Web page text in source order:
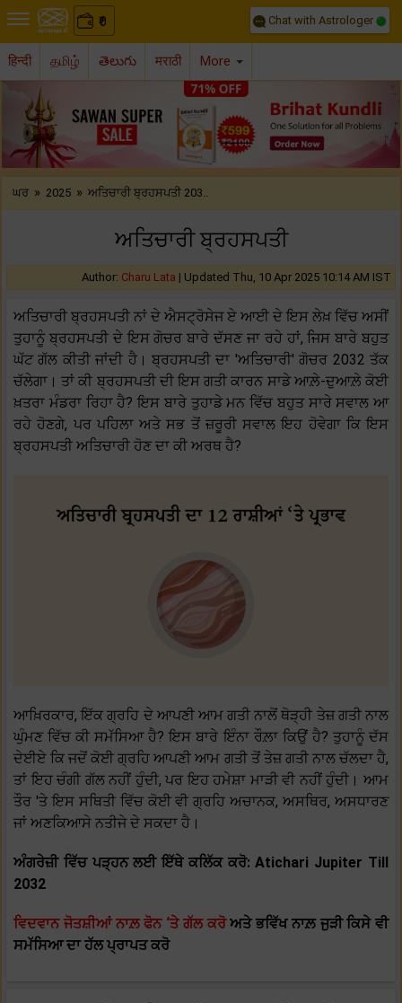
₹
0 Chat with Astrologer
हिन्दी தமிழ் తెలుగు मराठी More
Previous
ਘਰ » 2025 » ਅਤਿਚਾਰੀ ਬ੍ਰਹਸਪਤੀ 203..
ਅਤਿਚਾਰੀ ਬ੍ਰਹਸਪਤੀ
Author: Charu Lata | Updated Thu, 10 Apr 2025 10:14 AM IST
ਅਤਿਚਾਰੀ ਬ੍ਰਹਸਪਤੀ ਨਾਂ ਦੇ ਐਸਟ੍ਰੋਸੇਜ ਏ ਆਈ ਦੇ ਇਸ ਲੇਖ਼ ਵਿੱਚ ਅਸੀਂ
ਤੁਹਾਨੂੰ ਬ੍ਰਹਸਪਤੀ ਦੇ ਇਸ ਗੋਚਰ ਬਾਰੇ ਦੱਸਣ ਜਾ ਰਹੇ ਹਾਂ, ਜਿਸ ਬਾਰੇ ਬਹੁਤ
ਘੱਟ ਗੱਲ ਕੀਤੀ ਜਾਂਦੀ ਹੈ। ਬ੍ਰਹਸਪਤੀ ਦਾ 'ਅਤਿਚਾਰੀ' ਗੋਚਰ 2032 ਤੱਕ
ਚੱਲੇਗਾ। ਤਾਂ ਕੀ ਬ੍ਰਹਸਪਤੀ ਦੀ ਇਸ ਗਤੀ ਕਾਰਨ ਸਾਡੇ ਆਲ਼ੇ-ਦੁਆਲ਼ੇ ਕੋਈ
ਖ਼ਤਰਾ ਮੰਡਰਾ ਰਿਹਾ ਹੈ? ਇਸ ਬਾਰੇ ਤੁਹਾਡੇ ਮਨ ਵਿੱਚ ਬਹੁਤ ਸਾਰੇ ਸਵਾਲ ਆ
ਰਹੇ ਹੋਣਗੇ, ਪਰ ਪਹਿਲਾ ਅਤੇ ਸਭ ਤੋਂ ਜ਼ਰੂਰੀ ਸਵਾਲ ਇਹ ਹੋਵੇਗਾ ਕਿ ਇਸ
ਬ੍ਰਹਸਪਤੀ ਅਤਿਚਾਰੀ ਹੋਣ ਦਾ ਕੀ ਅਰਥ ਹੈ?
ਆਖ਼ਿਰਕਾਰ, ਇੱਕ ਗ੍ਰਹਿ ਦੇ ਆਪਣੀ ਆਮ ਗਤੀ ਨਾਲੋਂ ਥੋੜ੍ਹੀ ਤੇਜ਼ ਗਤੀ ਨਾਲ
ਘੁੰਮਣ ਵਿੱਚ ਕੀ ਸਮੱਸਿਆ ਹੈ? ਇਸ ਬਾਰੇ ਇੰਨਾ ਰੌਲ਼ਾ ਕਿਉਂ ਹੈ? ਤੁਹਾਨੂੰ ਦੱਸ
ਦੇਈਏ ਕਿ ਜਦੋਂ ਕੋਈ ਗ੍ਰਹਿ ਆਪਣੀ ਆਮ ਗਤੀ ਤੋਂ ਤੇਜ਼ ਗਤੀ ਨਾਲ ਚੱਲਦਾ ਹੈ,
ਤਾਂ ਇਹ ਚੰਗੀ ਗੱਲ ਨਹੀਂ ਹੁੰਦੀ, ਪਰ ਇਹ ਹਮੇਸ਼ਾ ਮਾੜੀ ਵੀ ਨਹੀਂ ਹੁੰਦੀ। ਆਮ
ਤੌਰ 'ਤੇ ਇਸ ਸਥਿਤੀ ਵਿੱਚ ਕੋਈ ਵੀ ਗ੍ਰਹਿ ਅਚਾਨਕ, ਅਸਥਿਰ, ਅਸਧਾਰਣ
ਜਾਂ ਅਣਕਿਆਸੇ ਨਤੀਜੇ ਦੇ ਸਕਦਾ ਹੈ।
ਅੰਗਰੇਜ਼ੀ ਵਿੱਚ ਪੜ੍ਹਨ ਲਈ ਇੱਥੇ ਕਲਿੱਕ ਕਰੋ: Atichari Jupiter Till
2032
ਵਿਦਵਾਨ ਜੋਤਸ਼ੀਆਂ ਨਾਲ਼ ਫੋਨ ‘ਤੇ ਗੱਲ ਕਰੋਅਤੇ ਭਵਿੱਖ ਨਾਲ਼ ਜੁੜੀ ਕਿਸੇ ਵੀ
ਸਮੱਸਿਆ ਦਾ ਹੱਲ ਪ੍ਰਾਪਤ ਕਰੋ